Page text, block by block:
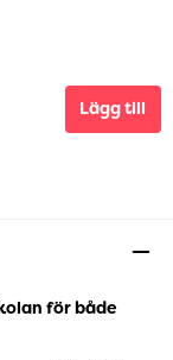
Lägg till
för både